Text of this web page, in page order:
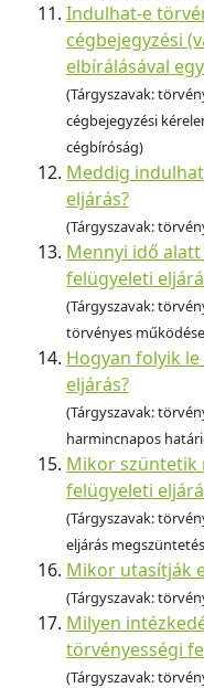
Indulhat-e
cégbejegyzési
elbírálásával
(Tárgyszavak:
cégbejegyzési
cégbíróság)
Meddig
eljárás?
(Tárgyszavak:
Mennyi idő
felügyeleti
(Tárgyszavak:
törvényes
Hogyan folyik
eljárás?
(Tárgyszavak:
harmincnapos
Mikor szüntetik
felügyeleti
(Tárgyszavak:
eljárás
Mikor utasítják
(Tárgyszavak:
Milyen
törvényességi
(Tárgyszavak: